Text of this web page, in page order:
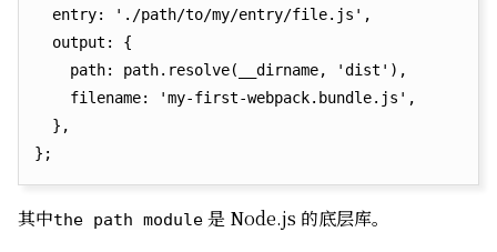
  entry: './path/to/my/entry/file.js',
  output: {
    path: path.resolve(__dirname, 'dist'),
    filename: 'my-first-webpack.bundle.js',
  },
其中the path module 是 Node.js 的底层库。